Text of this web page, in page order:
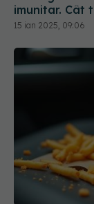
Ce se
Efectele